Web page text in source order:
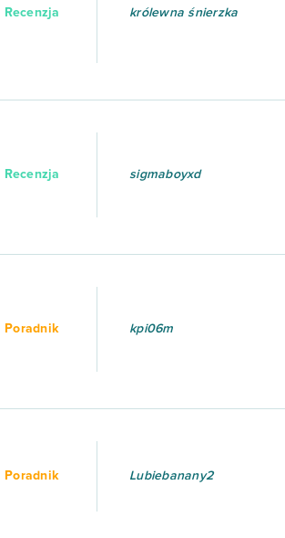
Recenzja królewna śnierzka
Recenzja sigmaboyxd
Poradnik kpi06m
Poradnik Lubiebanany2